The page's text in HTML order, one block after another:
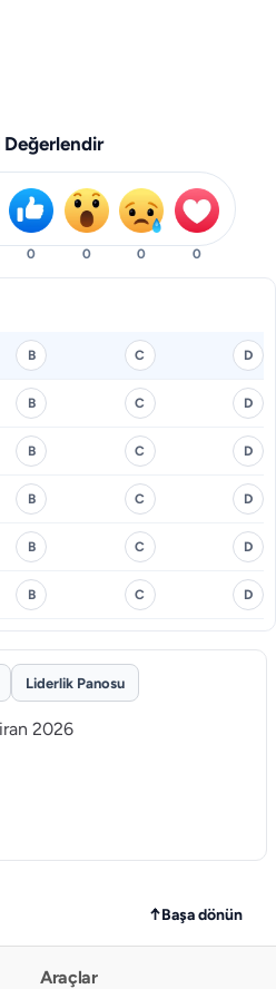
Değerlendir
0 0 0 0
B C D
B C D
B C D
B C D
B C D
B C D
Liderlik Panosu
2026
↑Başa dönün
Araçlar